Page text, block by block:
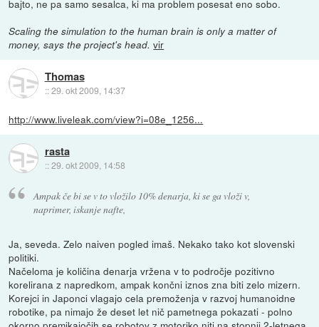
bajto, ne pa samo sesalca, ki ma problem posesat eno sobo.
Scaling the simulation to the human brain is only a matter of
money, says the project's head.vir
Thomas
::29. okt 2009, 14:37
http://www.liveleak.com/view?i=08e_1256...
rasta
::29. okt 2009, 14:58
Ampak če bi se v to vložilo 10% denarja, ki se ga vloži v,
naprimer, iskanje nafte,
Ja, seveda. Zelo naiven pogled imaš. Nekako tako kot slovenski
politiki.
Načeloma je količina denarja vržena v to področje pozitivno
korelirana z napredkom, ampak končni iznos zna biti zelo mizern.
Korejci in Japonci vlagajo cela premoženja v razvoj humanoidne
robotike, pa nimajo že deset let nič pametnega pokazati - polno